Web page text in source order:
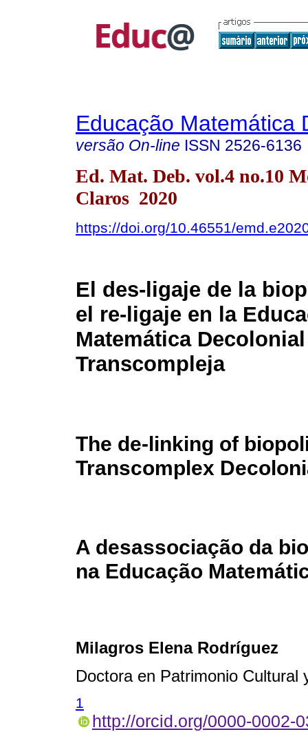
Educação Matemática
versão On-line ISSN 2526-6136
Ed. Mat. Deb. vol.4 no.10
Claros 2020
https://doi.org/10.46551/
El des-ligaje de la
el re-ligaje en la
Matemática Decolonial
Transcompleja
The de-linking of
Transcomplex
A desassociação da
na Educação
Milagros Elena Rodríguez
Doctora en Patrimonio
1
http://orcid.org/0000-0002-